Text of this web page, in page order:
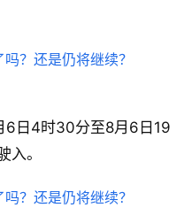
6日4时30分至8月6日19
入。